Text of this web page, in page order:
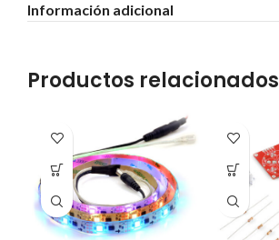
Información adicional
Productos relacionados